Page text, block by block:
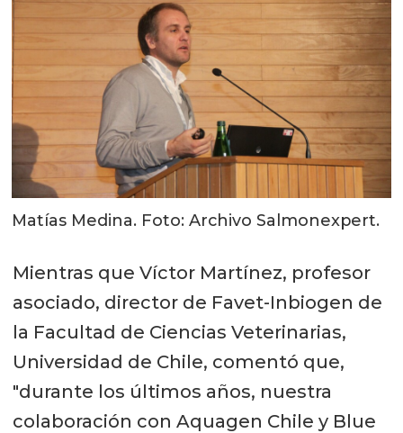
Matías Medina. Foto: Archivo Salmonexpert.
Mientras que Víctor Martínez, profesor
asociado, director de Favet-Inbiogen de
la Facultad de Ciencias Veterinarias,
Universidad de Chile, comentó que,
"durante los últimos años, nuestra
colaboración con Aquagen Chile y Blue